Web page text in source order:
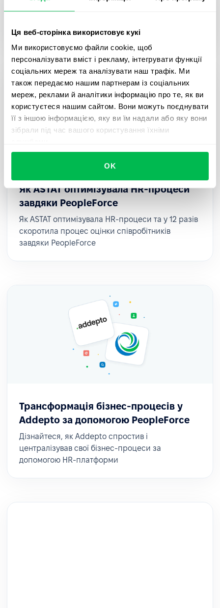
Ця веб-сторінка використовує кукі
Ми використовуємо файли cookie, щоб
персоналізувати вміст і рекламу, інтегрувати функції
соціальних мереж та аналізувати наш трафік. Ми
також передаємо нашим партнерам із соціальних
мереж, реклами й аналітики інформацію про те, як ви
користуєтеся нашим сайтом. Вони можуть поєднувати
її з іншою інформацією, яку ви їм надали або яку вони
зібрали під час вашого користування їхніми
OK
Дізнайтеся, як AWT Bavaria оптимізували
рекрутинг, онбординг та оцінку співробітників за
Як ASTAT оптимізувала HR-процеси
завдяки PeopleForce
Як ASTAT оптимізувала HR-процеси та у 12 разів
скоротила процес оцінки співробітників
завдяки PeopleForce
Трансформація бізнес-процесів у
Addepto за допомогою PeopleForce
Дізнайтеся, як Addepto спростив і
централізував свої бізнес-процеси за
допомогою HR-платформи